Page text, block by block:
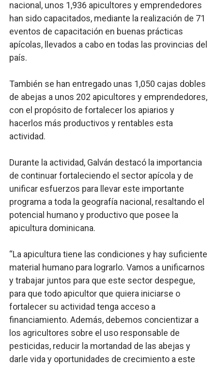
nacional, unos 1,936 apicultores y emprendedores
han sido capacitados, mediante la realización de 71
eventos de capacitación en buenas prácticas
apícolas, llevados a cabo en todas las provincias del
país.
También se han entregado unas 1,050 cajas dobles
de abejas a unos 202 apicultores y emprendedores,
con el propósito de fortalecer los apiarios y
hacerlos más productivos y rentables esta
actividad.
Durante la actividad, Galván destacó la importancia
de continuar fortaleciendo el sector apícola y de
unificar esfuerzos para llevar este importante
programa a toda la geografía nacional, resaltando el
potencial humano y productivo que posee la
apicultura dominicana.
“La apicultura tiene las condiciones y hay suficiente
material humano para lograrlo. Vamos a unificarnos
y trabajar juntos para que este sector despegue,
para que todo apicultor que quiera iniciarse o
fortalecer su actividad tenga acceso a
financiamiento. Además, debemos concientizar a
los agricultores sobre el uso responsable de
pesticidas, reducir la mortandad de las abejas y
darle vida y oportunidades de crecimiento a este